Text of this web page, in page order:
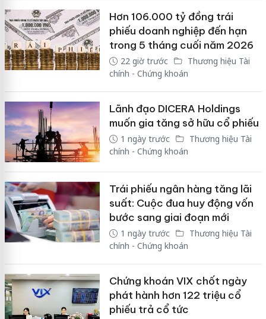
Hơn 106.000 tỷ đồng trái
phiếu doanh nghiệp đến hạn
trong 5 tháng cuối năm 2026
22 giờ trước
Thương hiệu Tài
chính - Chứng khoán
Lãnh đạo DICERA Holdings
muốn gia tăng sở hữu cổ phiếu
1 ngày trước
Thương hiệu Tài
chính - Chứng khoán
Trái phiếu ngân hàng tăng lãi
suất: Cuộc đua huy động vốn
bước sang giai đoạn mới
1 ngày trước
Thương hiệu Tài
chính - Chứng khoán
Chứng khoán VIX chốt ngày
phát hành hơn 122 triệu cổ
phiếu trả cổ tức